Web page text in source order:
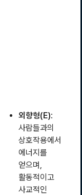
외향형(E):
사람들과의
상호작용에서
에너지를
얻으며,
활동적이고
사교적인